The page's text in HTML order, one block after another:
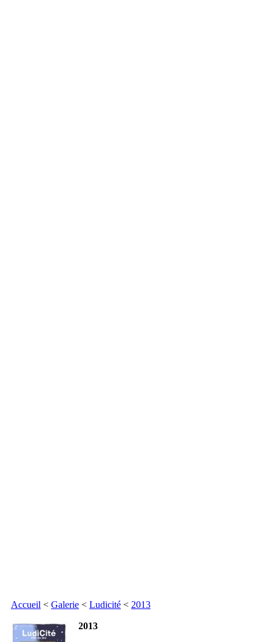
Accueil < Galerie < Ludicité < 2013
2013